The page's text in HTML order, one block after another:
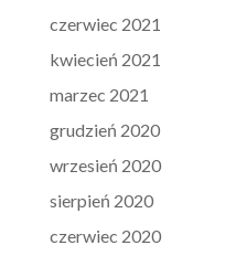
czerwiec 2021
kwiecień 2021
marzec 2021
grudzień 2020
wrzesień 2020
sierpień 2020
czerwiec 2020